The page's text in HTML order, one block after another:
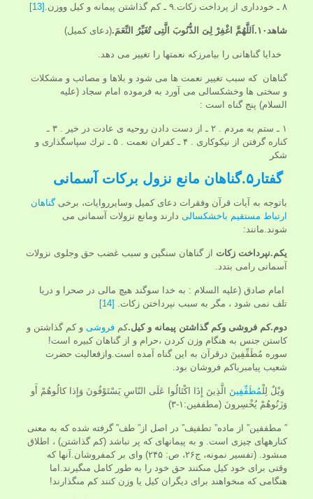
۸ ـ خوددارى از پرداخت زكات.۹ ـ كم گذاشتن پيمانه و كيل ووزن.
[13]
شاهد۱۰.اَللَّهُمَّ اغْفِرْ لِىَ الذُّنُوبَ الَّتِى تُغَيِّرُ النِّعَمَ. (دعای کمیل)
خدايا گناهانى را بیامرزكه نعمتها را تغيير مى دهد.
گناهان كه سبب تغيير نعمت ها مى شود و بلاها و مصائب و مشكلات
و سختى ها وخشکسالی می آورد به فرموده امام سجاد (عليه
السلام) پنج گناه است :
۱ ـ ستم به مردم . ۲ ـ از دست دادن روحيه ى عادت در خير . ۳ ـ
كناره گرفتن از نيكوكارى . ۴ ـ كفران نعمت . ۵ ـ ترك سپاسگذارى و
شكر
گفتار۵. گناهان مانع نزول برکات آسمانی
باتوجه به آیات قرآن وفقرات دعای کمیل وسایرروایات، برخیگناهان
ارتباط مستقیم باخشکسالی دارند ومانع نزولات آسمانی می
شوند.مانند:
یکم.نپرداخت زكات از گناهان سنگين و سبب غضب حق وجلوی نزولات
آسمانی رامی بندد.
امام صادق (عليه السلام : به خدا سوگند هيچ مالى در صحرا و دريا
تلف نمى شود ، مگر به سبب نپرداختن زكات. [14]
دوم.كم فروشى وکمگذاشتن پيمانه و كيل.كم فروشىو كم گذاشتن و
كاستن جنس به هنگام وزن كردن ،حرام و از گناهان كبيره است!
سوره مُطَفِّفِينَ درقرآن به این گناه آمده است.وازفعالیت حضرت
شعیب پیامبرباکم فروشان بود.
وَيْلٌ لِلْمُطَفِّفِينَ
الَّذِينَ إِذَا اكْتَالُوا عَلَى النّاسِ يَسْتَوْفُونَ وَإِذا كالُوهُمْ أَو
وَزَنُوهُمْ يُخْسِرونَ (مطففین:۱-۳)
” مطففين” از ماده” تطفيف” در اصل از” طف” گرفته شده كه به معنى
كناره‏هاى چيزى است. و به پيمانه‏اى كه پر نباشد (کم گذاشتن) ، اطلاق
مى‏شود. (تفسير نمونه، ج‏۲۶، ص: ۲۴۵) واى بر كم‏فروشان.آنها كه
وقتى براى خود كيل مى‏كنند حق خود را به طور كامل مى‏گيرند.اما
هنگامى كه مى‏خواهند براى ديگران كيل يا وزن كنند كم مى‏گذارند!